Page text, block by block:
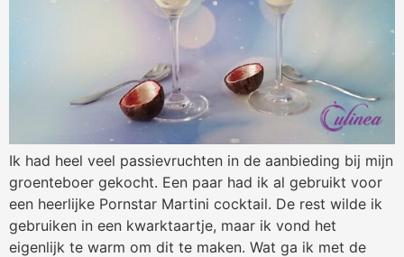
Ik had heel veel passievruchten in de aanbieding bij mijn
groenteboer gekocht. Een paar had ik al gebruikt voor
een heerlijke Pornstar Martini cocktail. De rest wilde ik
gebruiken in een kwarktaartje, maar ik vond het
eigenlijk te warm om dit te maken. Wat ga ik met de